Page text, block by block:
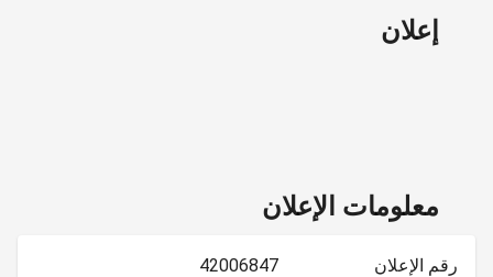
إعلان
معلومات الإعلان
رقم الإعلان 42006847